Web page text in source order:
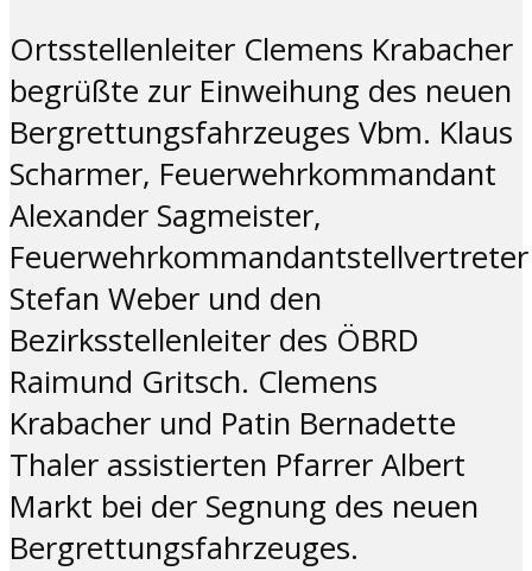
Ortsstellenleiter Clemens Krabacher
begrüßte zur Einweihung des neuen
Bergrettungsfahrzeuges Vbm. Klaus
Scharmer, Feuerwehrkommandant
Alexander Sagmeister,
Feuerwehrkommandantstellvertreter
Stefan Weber und den
Bezirksstellenleiter des ÖBRD
Raimund Gritsch. Clemens
Krabacher und Patin Bernadette
Thaler assistierten Pfarrer Albert
Markt bei der Segnung des neuen
Bergrettungsfahrzeuges.